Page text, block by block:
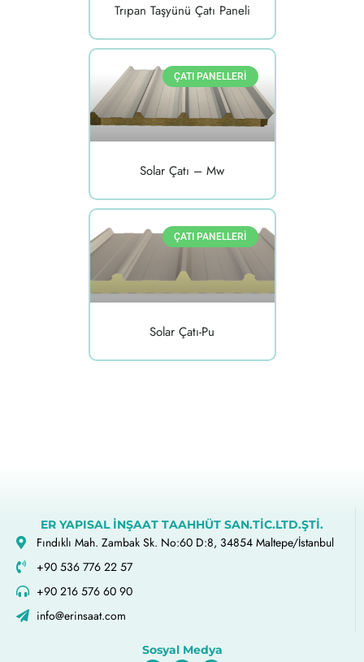
Trıpan Taşyünü Çatı Paneli
ÇATI PANELLERI
Solar Çatı – Mw
ÇATI PANELLERI
Solar Çatı-Pu
ER YAPISAL İNŞAAT TAAHHÜT SAN.TİC.LTD.ŞTİ.
Fındıklı Mah. Zambak Sk. No:60 D:8, 34854 Maltepe/İstanbul
+90 536 776 22 57
+90 216 576 60 90
info@erinsaat.com
Sosyal Medya